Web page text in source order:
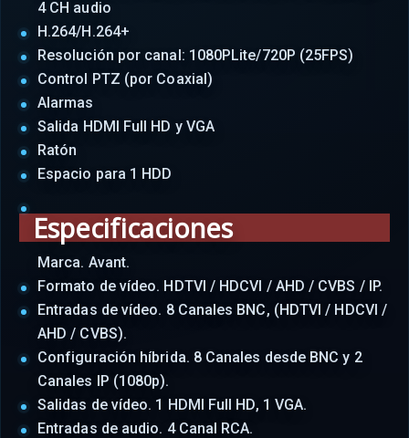
4 CH audio
H.264/H.264+
Resolución por canal: 1080PLite/720P (25FPS)
Control PTZ (por Coaxial)
Alarmas
Salida HDMI Full HD y VGA
Ratón
Espacio para 1 HDD
Especificaciones
Marca. Avant.
Formato de vídeo. HDTVI / HDCVI / AHD / CVBS / IP.
Entradas de vídeo. 8 Canales BNC, (HDTVI / HDCVI /
AHD / CVBS).
Configuración híbrida. 8 Canales desde BNC y 2
Canales IP (1080p).
Salidas de vídeo. 1 HDMI Full HD, 1 VGA.
Entradas de audio. 4 Canal RCA.